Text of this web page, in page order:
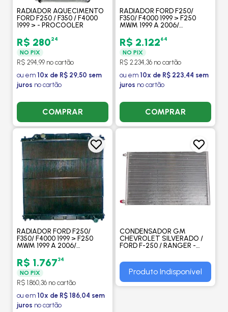
RADIADOR AQUECIMENTO
FORD F250 / F350 / F4000
1999 > - PROCOOLER
R$ 28024
NO PIX
R$ 294,99 no cartão
ou em 10x de R$ 29,50 sem
juros no cartão
COMPRAR
RADIADOR FORD F250/
F350/ F4000 1999 > F250
MWM 1999 A 2006/
MOTOR CUMMINS 1998 A
2008 - M. MARELLI
R$ 2.12264
NO PIX
R$ 2.234,36 no cartão
ou em 10x de R$ 223,44 sem
juros no cartão
COMPRAR
RADIADOR FORD F250/
F350/ F4000 1999 > F250
MWM 1999 A 2006/
MOTOR CUMMINS 1998 A
2008 - VISCONDE
R$ 1.76734
NO PIX
R$ 1.860,36 no cartão
ou em 10x de R$ 186,04 sem
juros no cartão
CONDENSADOR GM
CHEVROLET SILVERADO /
FORD F-250 / RANGER -
Produto Indisponível